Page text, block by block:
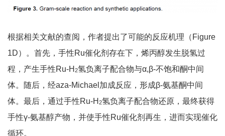
根据相关文献的查阅，作者提出了可能的反应机理（Figure
1D）。首先，手性Ru催化剂存在下，烯丙醇发生脱氢过
程，产生手性Ru-H 2氢负离子配合物与α,β-不饱和酮中间
体。随后，经aza-Michael加成反应，形成β-氨基酮中间
体。最后，通过手性Ru-H 2氢负离子配合物还原，最终获得
手性γ-氨基醇产物，并使手性Ru催化剂再生，进而实现催化
循环。